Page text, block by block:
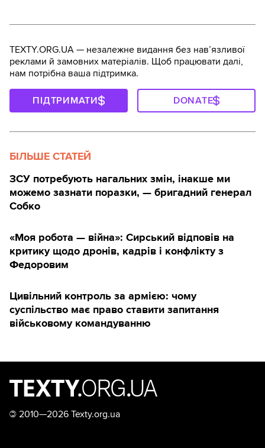
TEXTY.ORG.UA — незалежне видання без навʼязливої
реклами й замовних матеріалів. Щоб працювати далі,
нам потрібна ваша підтримка.
ПІДТРИМАТИ DONATE
БІЛЬШЕ СТАТЕЙ
ЗСУ потребують нагальних змін, інакше ми
можемо зазнати поразки, — бригадний генерал
Собко
«Моя робота — війна»: Сирський відповів на
критику щодо дронів, кадрів і конфлікту з
Федоровим
Цивільний контроль за армією: чому
суспільство має право ставити запитання
військовому командуванню
© 2010—2026 Texty.org.ua